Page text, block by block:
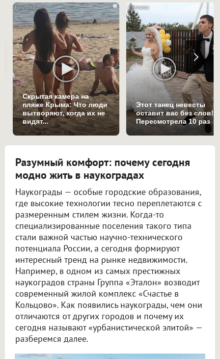
i
Скрытая камера на
пляже Крыма: Что люди
вытворяют, когда их не
видят...
Этот танец невесты
оставит вас без слов!
Пересмотрела 10 раз
Разумный комфорт: почему сегодня
модно жить в наукоградах
Наукограды — особые городские образования,
где высокие технологии тесно переплетаются с
размеренным стилем жизни. Когда-то
специализированные поселения такого типа
стали важной частью научно-технического
потенциала России, а сегодня формируют
интересный тренд на рынке недвижимости.
Например, в одном из самых престижных
наукоградов страны Группа «Эталон» возводит
современный жилой комплекс «Счастье в
Кольцово». Как появились наукограды, чем они
отличаются от других городов и почему их
сегодня называют «урбанистической элитой» —
разберемся далее.